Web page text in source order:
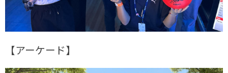
【アーケード】